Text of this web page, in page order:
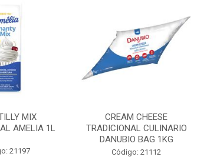
MIX
AMELIA 1L
21197
CREAM CHEESE
TRADICIONAL CULINARIO
DANUBIO BAG 1KG
Código: 21112